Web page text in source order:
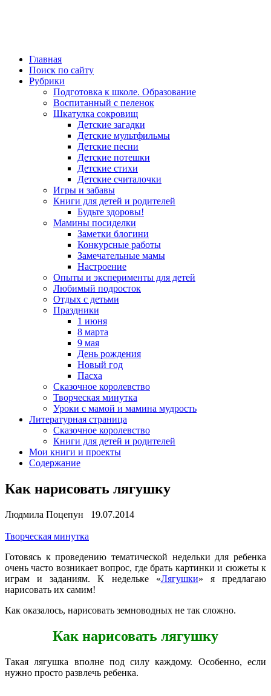
Главная
Поиск по сайту
Рубрики
Подготовка к школе. Образование
Воспитанный с пеленок
Шкатулка сокровищ
Детские загадки
Детские мультфильмы
Детские песни
Детские потешки
Детские стихи
Детские считалочки
Игры и забавы
Книги для детей и родителей
Будьте здоровы!
Мамины посиделки
Заметки блогини
Конкурсные работы
Замечательные мамы
Настроение
Опыты и эксперименты для детей
Любимый подросток
Отдых с детьми
Праздники
1 июня
8 марта
9 мая
День рождения
Новый год
Пасха
Сказочное королевство
Творческая минутка
Уроки с мамой и мамина мудрость
Литературная страница
Сказочное королевство
Книги для детей и родителей
Мои книги и проекты
Содержание
Как нарисовать лягушку
Людмила Поцепун 19.07.2014
Творческая минутка
Готовясь к проведению тематической недельки для ребенка
очень часто возникает вопрос, где брать картинки и сюжеты к
играм и заданиям. К недельке «Лягушки» я предлагаю
нарисовать их самим!
Как оказалось, нарисовать земноводных не так сложно.
Как нарисовать лягушку
Такая лягушка вполне под силу каждому. Особенно, если
нужно просто развлечь ребенка.